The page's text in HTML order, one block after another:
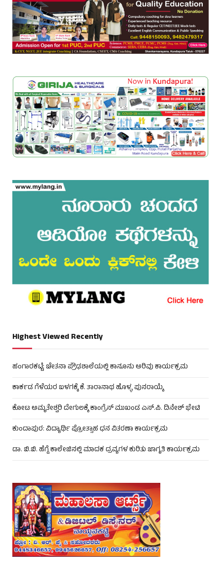
Highest Viewed Recently
ಹಂಗಾರಕಟ್ಟೆ: ಚೇತನಾ ಪ್ರೌಢಶಾಲೆಯಲ್ಲಿ ಕಾನೂನು ಅರಿವು ಕಾರ್ಯಕ್ರಮ
ಕಾರ್ಕಡ ಗೆಳೆಯರ ಬಳಗಕ್ಕೆ ಕೆ. ತಾರಾನಾಥ ಹೊಳ್ಳ ಪುನರಾಯ್ಕೆ
ಕೋಟ ಅಮೃತೇಶ್ವರಿ ದೇಗುಲಕ್ಕೆ ಕಾಂಗ್ರೆಸ್ ಮುಖಂಡ ಎಸ್.ಪಿ. ದಿನೇಶ್ ಭೇಟಿ
ಕುಂದಾಪುರ: ವಿದ್ಯಾರ್ಥಿ ಪ್ರೋತ್ಸಾಹ ಧನ ವಿತರಣಾ ಕಾರ್ಯಕ್ರಮ
ಡಾ. ಬಿ.ಬಿ. ಹೆಗ್ಡೆ ಕಾಲೇಜಿನಲ್ಲಿ ಮಾದಕ ದ್ರವ್ಯಗಳ ಕುರಿತು ಜಾಗೃತಿ ಕಾರ್ಯಕ್ರಮ